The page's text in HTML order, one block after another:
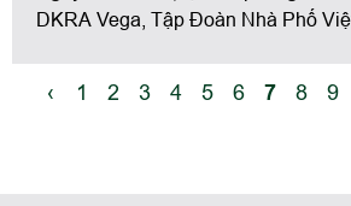
DKRA Vega, Tập Đoàn Nhà Phố
DKRA Vega
‹ 1 2 3 4 5 6 7 8 9